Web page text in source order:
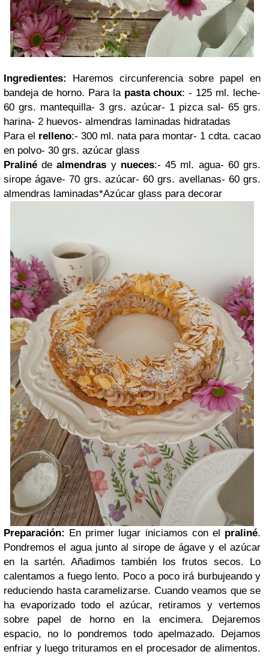
Ingredientes:
Haremos circunferencia sobre papel en
bandeja de horno. Para la pasta choux: - 125 ml. leche-
60 grs. mantequilla- 3 grs. azúcar- 1 pizca sal- 65 grs.
harina- 2 huevos- almendras laminadas hidratadas
Para el relleno:- 300 ml. nata para montar- 1 cdta. cacao
en polvo- 30 grs. azúcar glass
Praliné dealmendras y nueces:- 45 ml. agua- 60 grs.
sirope ágave- 70 grs. azúcar- 60 grs. avellanas- 60 grs.
almendras laminadas*Azúcar glass para decorar
Preparación: En primer lugar iniciamos con el praliné.
Pondremos el agua junto al sirope de ágave y el azúcar
en la sartén. Añadimos también los frutos secos. Lo
calentamos a fuego lento. Poco a poco irá burbujeando y
reduciendo hasta caramelizarse. Cuando veamos que se
ha evaporizado todo el azúcar, retiramos y vertemos
sobre papel de horno en la encimera. Dejaremos
espacio, no lo pondremos todo apelmazado. Dejamos
enfriar y luego trituramos en el procesador de alimentos.